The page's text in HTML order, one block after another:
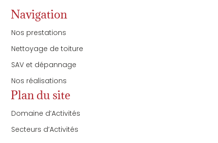
Navigation
Nos prestations
Nettoyage de toiture
SAV et dépannage
Nos réalisations
Plan du site
Domaine d’Activités
Secteurs d’Activités